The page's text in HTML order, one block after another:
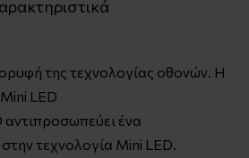
της τεχνολογίας οθονών. Η
LED
αντιπροσωπεύει ένα
τεχνολογία Mini LED.